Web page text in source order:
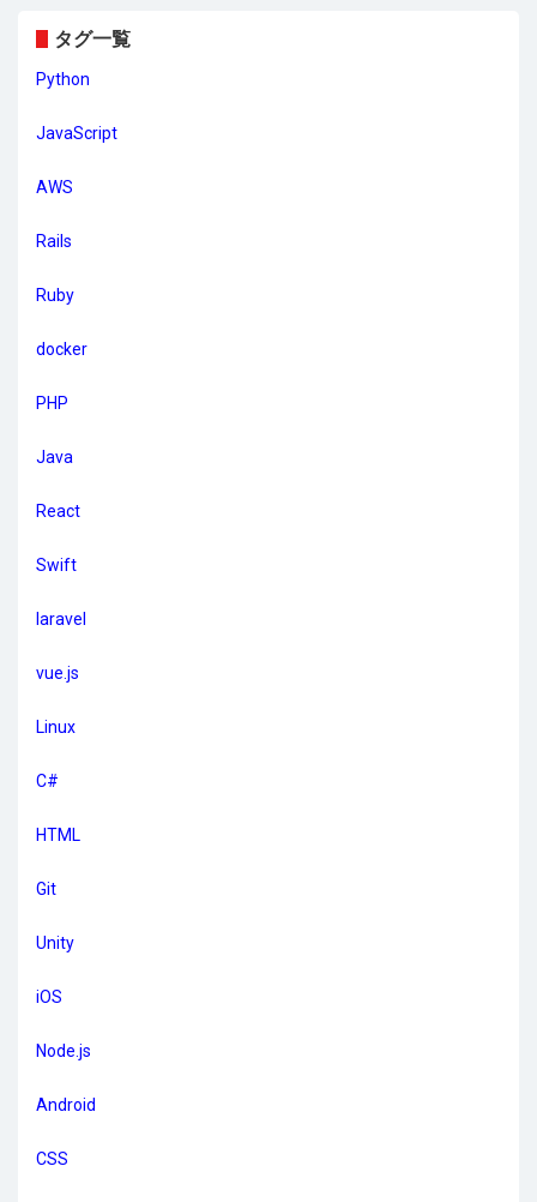
タグ一覧
Python
JavaScript
AWS
Rails
Ruby
docker
PHP
Java
React
Swift
laravel
vue.js
Linux
C#
HTML
Git
Unity
iOS
Node.js
Android
CSS